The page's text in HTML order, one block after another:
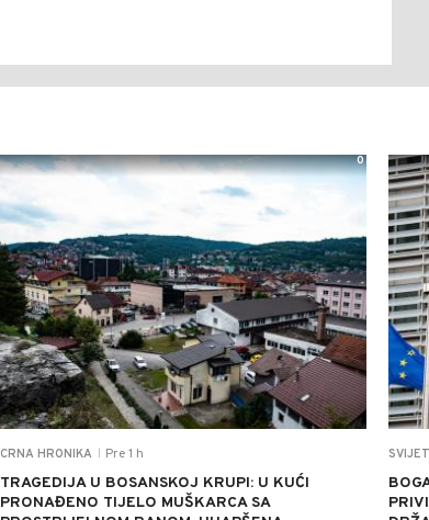
CRNA HRONIKA Pre 1 h
TRAGEDIJA U BOSANSKOJ KRUPI: U KUĆI
PRONAĐENO TIJELO MUŠKARCA SA
0
SVIJET